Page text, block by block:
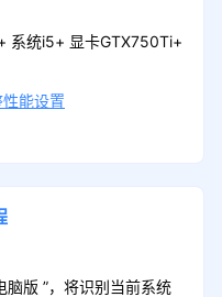
系统i5+ 显卡GTX750Ti+
能设置
版 ”，将识别当前系统